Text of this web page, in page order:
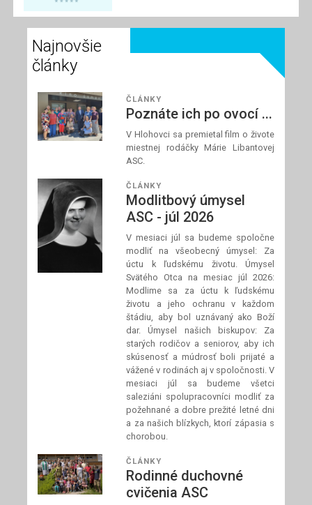
modliť za požehnané
zápasia s chorobou.
Prečítaj si článok
Najnovšie
články
ČLÁNKY
Poznáte ich po ovocí ...
V Hlohovci sa premietal film o živote
miestnej rodáčky Márie Libantovej
ASC.
ČLÁNKY
Modlitbový úmysel
ASC - júl 2026
V mesiaci júl sa budeme spoločne
modliť na všeobecný úmysel: Za
úctu k ľudskému životu. Úmysel
Svätého Otca na mesiac júl 2026:
Modlime sa za úctu k ľudskému
životu a jeho ochranu v každom
štádiu, aby bol uznávaný ako Boží
dar. Úmysel našich biskupov: Za
starých rodičov a seniorov, aby ich
skúsenosť a múdrosť boli prijaté a
vážené v rodinách aj v spoločnosti. V
mesiaci júl sa budeme všetci
saleziáni spolupracovníci modliť za
požehnané a dobre prežité letné dni
a za našich blízkych, ktorí zápasia s
chorobou.
ČLÁNKY
Rodinné duchovné
cvičenia ASC